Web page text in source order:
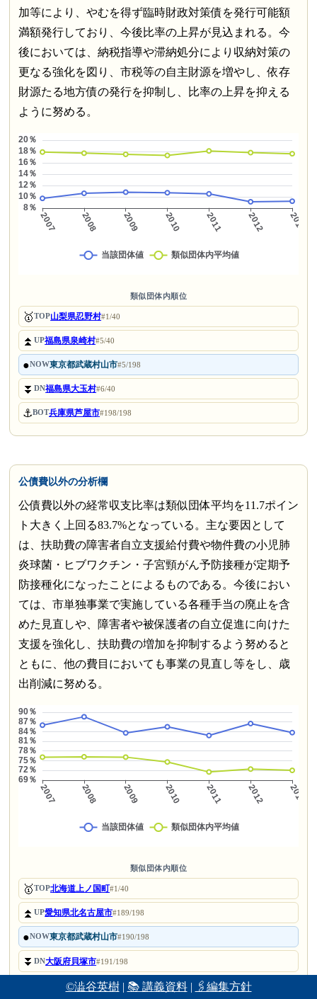
©澁谷英樹| 📚 講義資料| 🖇編集方針
加等により、やむを得ず臨時財政対策債を発行可能額
満額発行しており、今後比率の上昇が見込まれる。今
後においては、納税指導や滞納処分により収納対策の
更なる強化を図り、市税等の自主財源を増やし、依存
財源たる地方債の発行を抑制し、比率の上昇を抑える
ように努める。
類似団体内順位
🥇TOP山梨県忍野村#1/40
⏫UP福島県泉崎村#5/40
●NOW東京都武蔵村山市#5/198
⏬DN福島県大玉村#6/40
⚓BOT兵庫県芦屋市#198/198
公債費以外の分析欄
公債費以外の経常収支比率は類似団体平均を11.7ポイン
ト大きく上回る83.7%となっている。主な要因として
は、扶助費の障害者自立支援給付費や物件費の小児肺
炎球菌・ヒブワクチン・子宮頸がん予防接種が定期予
防接種化になったことによるものである。今後におい
ては、市単独事業で実施している各種手当の廃止を含
めた見直しや、障害者や被保護者の自立促進に向けた
支援を強化し、扶助費の増加を抑制するよう努めると
ともに、他の費目においても事業の見直し等をし、歳
出削減に努める。
類似団体内順位
🥇TOP北海道上ノ国町#1/40
⏫UP愛知県北名古屋市#189/198
●NOW東京都武蔵村山市#190/198
⏬DN大阪府貝塚市#191/198
大阪府藤井寺市#198/198